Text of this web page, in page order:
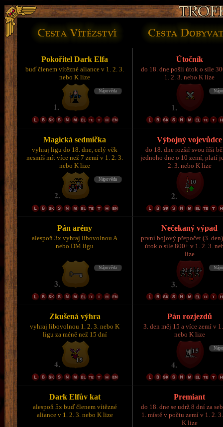
Pokořitel Dark Elfa
buď členem vítězné aliance v 1. 2. 3.
nebo K lize
Útočník
do 18. dne pošli útok o síle
1. 2. 3. nebo K lize
Magická sedmička
vyhraj ligu do 18. dne, celý věk
nesmíš mít více než 7 zemí v 1. 2. 3.
nebo K lize
Výbojný vojevůdce
do 18. dne rozšiř svou říši
jednoho dne o 10 zemí, platí
2. 3. nebo K lize
Pán arény
alespoň 3x vyhraj libovolnou A
nebo DM ligu
Nečekaný výpad
první bojový přepočet (3.
útok o síle 800+ v 1. 2. 3.
lize
Zkušená výhra
vyhraj libovolnou 1. 2. 3. nebo K
ligu za méně než 15 dní
Pán rozjezdů
3. den měj 15 a více zemí v
nebo K lize
Dark Elfův kat
alespoň 5x buď členem vítězné
aliance v 1. 2. 3. nebo K lize
Premiant
do 18. dne se udrž 8 dní za
1. místě v počtu zemí v 1. 2.
K lize